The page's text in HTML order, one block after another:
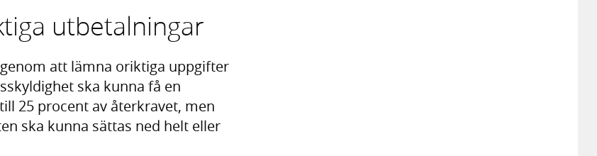
utbetalningar
att lämna oriktiga uppgifter
ska kunna få en
25 procent av återkravet, men
ska kunna sättas ned helt eller